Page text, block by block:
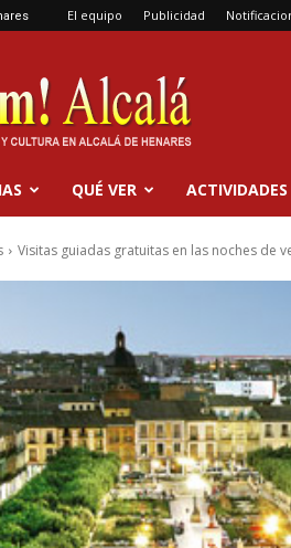
El equipo Publicidad
QUÉ VER ACTIVIDADES
Visitas guiadas gratuitas en las noches de